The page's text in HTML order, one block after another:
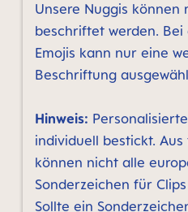
Unsere Nuggis können
beschriftet werden.
Emojis kann nur eine
Beschriftung
Hinweis:
individuell bestickt.
können nicht alle
Sonderzeichen für
Sollte ein